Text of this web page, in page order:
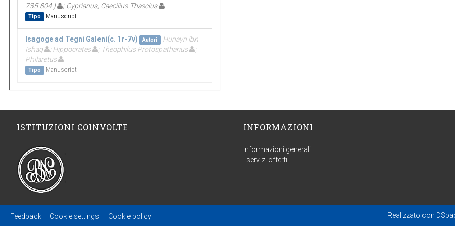
735-804 )
; Cyprianus, Caecilius Thascius
Tipo Manuscript
Isagoge ad Tegni Galeni(c. 1r-7v) Autori
Hunayn ibn
Ishaq
; Hippocrates ; Theophilus Protospatharius
;
Philaretus
Tipo Manuscript
ISTITUZIONI COINVOLTE INFORMAZIONI
Informazioni generali
I servizi offerti
Feedback Cookie settings Cookie policy Realizzato con